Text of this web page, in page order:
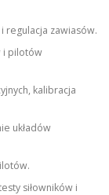
regulacja zawiasów.
i pilotów
kalibracja
układów
siłowników i